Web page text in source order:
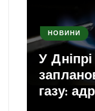
НОВИНИ
У
газу: